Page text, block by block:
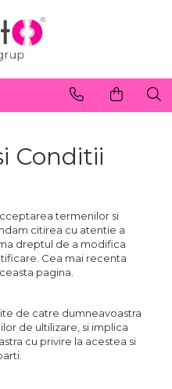
Conditii
termenilor si
citirea cu atentie a
dreptul de a modifica
Cea mai recenta
pagina.
de catre dumneavoastra
de ultilizare, si implica
cu privire la acestea si